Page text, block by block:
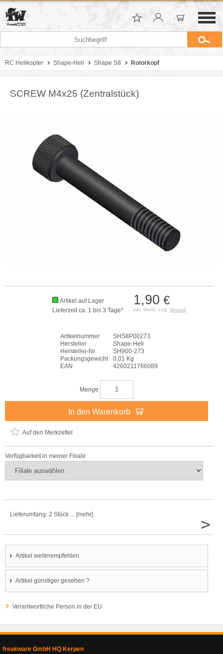
RC Helikopter Shape-Heli Shape S8 Rotorkopf
SCREW M4x25 (Zentralstück)
1,90 €
inkl. MwSt. zzgl. Versand
Artikel auf Lager
Lieferzeit ca. 1 bis 3 Tage*
Artikelnummer
SHS8P00273
Hersteller
Shape-Heli
Hersteller-Nr.
SH900-273
Packungsgewicht
0,01 Kg
EAN
4260211766089
Menge
In den Warenkorb
Auf den Merkzettel
Verfügbarkeit in meiner Filiale
Lieferumfang: 2 Stück ... [mehr]
>
Artikel weiterempfehlen
Artikel günstiger gesehen ?
Verantwortliche Person in der EU
freakware GmbH HQ Kerpen